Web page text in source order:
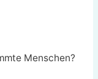
Menschen?